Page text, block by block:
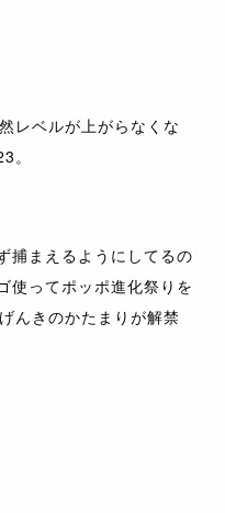
レベルが上がらなくな
。
捕まえるようにしてるの
使ってポッポ進化祭りを
んきのかたまりが解禁